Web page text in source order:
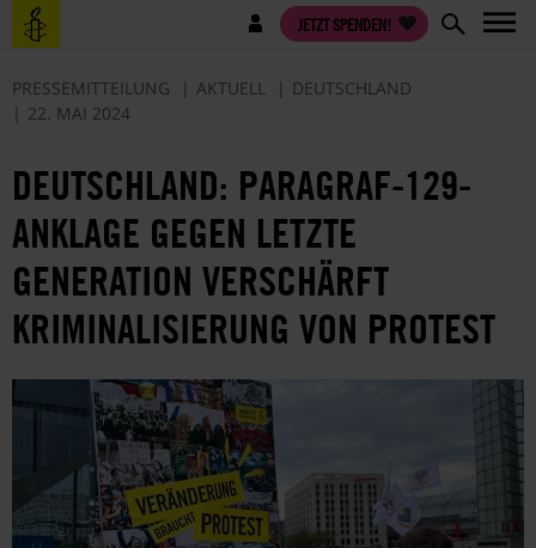
Direkt
zum
Benutzermenü JETZT SPENDEN!
PRESSEMITTEILUNG AKTUELL
DEUTSCHLAND
22. MAI 2024
DEUTSCHLAND: PARAGRAF-129-
ANKLAGE GEGEN LETZTE
GENERATION VERSCHÄRFT
KRIMINALISIERUNG VON PROTEST